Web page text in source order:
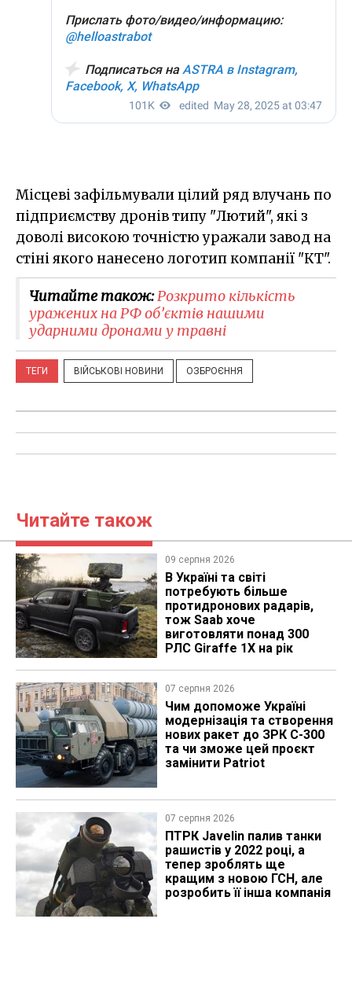
Місцеві зафільмували цілий ряд влучань по
підприємству дронів типу "Лютий", які з
доволі високою точністю уражали завод на
стіні якого нанесено логотип компанії "КТ".
Читайте також:Розкрито кількість
уражених на РФ об’єктів нашими
ударними дронами у травні
ТЕГИ ВІЙСЬКОВІ НОВИНИ ОЗБРОЄННЯ
Читайте також
09 серпня 2026
В Україні та світі
потребують більше
протидронових радарів,
тож Saab хоче
виготовляти понад 300
РЛС Giraffe 1X на рік
07 серпня 2026
Чим допоможе Україні
модернізація та створення
нових ракет до ЗРК С-300
та чи зможе цей проєкт
замінити Patriot
07 серпня 2026
ПТРК Javelin палив танки
рашистів у 2022 році, а
тепер зроблять ще
кращим з новою ГСН, але
розробить її інша компанія